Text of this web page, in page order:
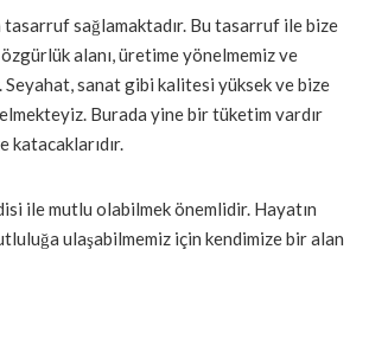
tasarruf sağlamaktadır. Bu tasarruf ile bize
alanı, üretime yönelmemiz ve
Seyahat, sanat gibi kalitesi yüksek ve bize
Burada yine bir tüketim vardır
katacaklarıdır.
ile mutlu olabilmek önemlidir. Hayatın
ulaşabilmemiz için kendimize bir alan